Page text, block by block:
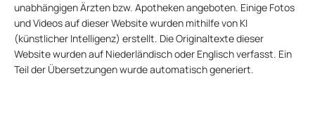
unabhängigen Ärzten bzw. Apotheken angeboten. Einige Fotos
und Videos auf dieser Website wurden mithilfe von KI
(künstlicher Intelligenz) erstellt. Die Originaltexte dieser
Website wurden auf Niederländisch oder Englisch verfasst. Ein
Teil der Übersetzungen wurde automatisch generiert.